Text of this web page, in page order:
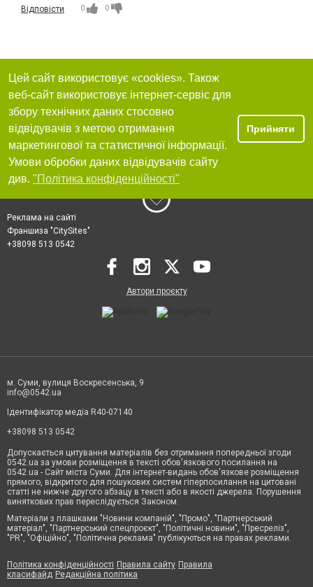
Відповісти 0 0
Цей сайт використовує «cookies». Також
веб-сайт використовує інтернет-сервіс для
збору технічних даних стосовно
відвідувачів з метою отримання
маркетингової та статистичної інформації.
Умови обробки даних відвідувачів сайту
див. "Політика конфіденційності"
Прийняти
Реклама на сайті
Франшиза "CitySites"
+38098 513 0542
Автори проєкту
м. Суми, вулиця Воскресенська, 9
info@0542.ua
Ідентифікатор медіа R40-07140
+38098 513 0542
Допускається цитування матеріалів без отримання попередньої згоди
0542.ua за умови розміщення в тексті обов'язкового посилання на
0542.ua - Сайт міста Суми. Для інтернет-видань обов'язкове розміщення
прямого, відкритого для пошукових систем гіперпосилання на цитовані
статті не нижче другого абзацу в тексті або в якості джерела. Порушення
виняткових прав переслідується Законом.
Матеріали з плашками "Новини компаній", "Промо", "Партнерський
матеріал", "Партнерський спецпроєкт", "Політичні новини", "Пресреліз",
"PR", "Офіційно", "Політична реклама" публікуються на правах реклами.
Політика конфіденційності Правила сайту Правила
класифайд Редакційна політика